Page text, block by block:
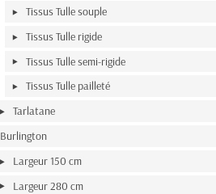
Tissus Tulle souple
Tissus Tulle rigide
Tissus Tulle semi-rigide
Tissus Tulle pailleté
Tarlatane
Burlington
Largeur 150 cm
Largeur 280 cm